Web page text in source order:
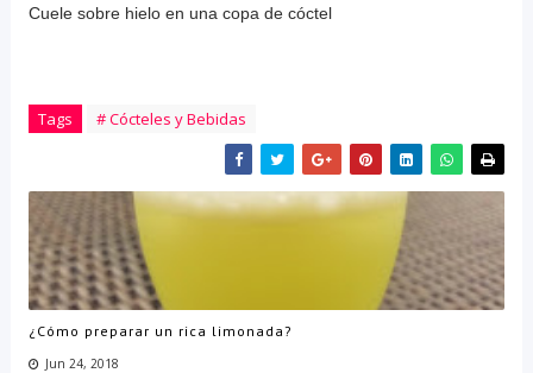
Cuele sobre hielo en una copa de cóctel
Tags # Cócteles y Bebidas
¿Cómo preparar un rica limonada?
Jun 24, 2018